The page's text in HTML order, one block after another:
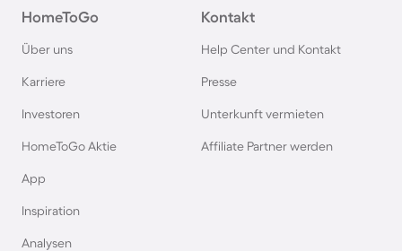
HomeToGo
Über uns
Karriere
Investoren
HomeToGo Aktie
App
Inspiration
Analysen
Kontakt
Help Center und Kontakt
Presse
Unterkunft vermieten
Affiliate Partner werden